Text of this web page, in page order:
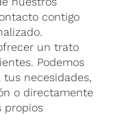
contigo
un trato
Podemos
necesidades,
o directamente
propios